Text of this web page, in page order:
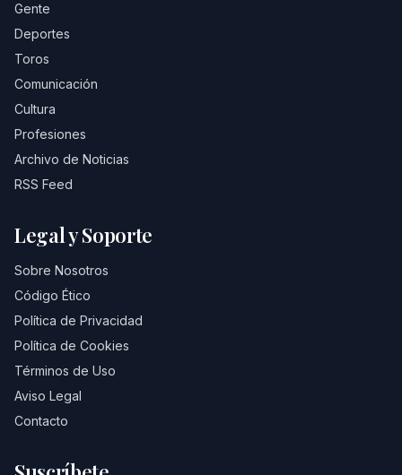
Gente
Deportes
Toros
Comunicación
Cultura
Profesiones
Archivo de Noticias
RSS Feed
Legal y Soporte
Sobre Nosotros
Código Ético
Política de Privacidad
Política de Cookies
Términos de Uso
Aviso Legal
Contacto